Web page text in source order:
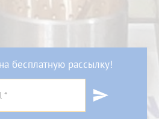
бесплатную рассылку!